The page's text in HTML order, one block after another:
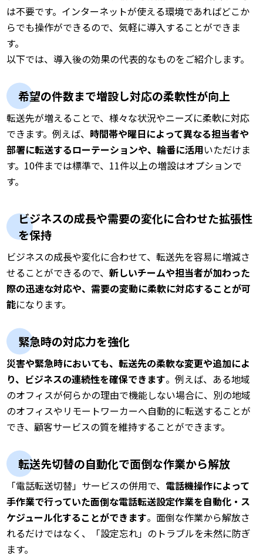
は不要です。インターネットが使える環境であればどこか
らでも操作ができるので、気軽に導入することができま
す。
以下では、導入後の効果の代表的なものをご紹介します。
希望の件数まで増設し対応の柔軟性が向上
転送先が増えることで、様々な状況やニーズに柔軟に対応
できます。例えば、 時間帯や曜日によって異なる担当者や
部署に転送するローテーションや、輪番に活用いただけま
す。10件までは標準で、11件以上の増設はオプションで
す。
ビジネスの成長や需要の変化に合わせた拡張性
を保持
ビジネスの成長や変化に合わせて、転送先を容易に増減さ
せることができるので、新しいチームや担当者が加わった
際の迅速な対応や、需要の変動に柔軟に対応することが可
能になります。
緊急時の対応力を強化
災害や緊急時においても、転送先の柔軟な変更や追加によ
り、ビジネスの連続性を確保できます。例えば、ある地域
のオフィスが何らかの理由で機能しない場合に、別の地域
のオフィスやリモートワーカーへ自動的に転送することが
でき、顧客サービスの質を維持することができます。
転送先切替の自動化で面倒な作業から解放
「電話転送切替」サービスの併用で、 電話機操作によって
手作業で行っていた面倒な電話転送設定作業を自動化・ス
ケジュール化することができます。面倒な作業から解放さ
れるだけではなく、「設定忘れ」のトラブルを未然に防ぎ
ます。